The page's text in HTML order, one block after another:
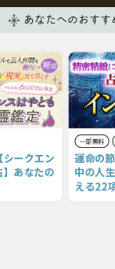
あなたへのおすす
ークエン
あなたの
一部無料
運命の
中の人
える22